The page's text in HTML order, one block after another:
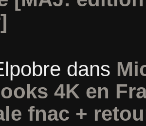
dans
4K en
fnac +